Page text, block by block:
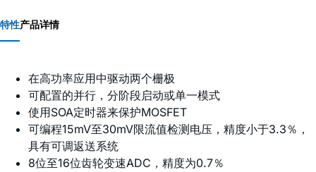
特性产品详情
在高功率应用中驱动两个栅极
可配置的并行，分阶段启动或单一模式
使用SOA定时器来保护MOSFET
可编程15mV至30mV限流值检测电压，精度小于3.3％，
具有可调返送系统
8位至16位齿轮变速ADC，精度为0.7％